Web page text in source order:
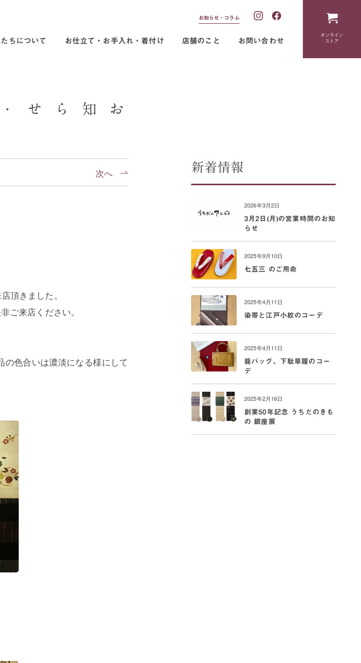
ちについて お仕立て・お手入れ・着付け 店舗のこと お問い合わせ
お知らせ・コラム
オンライン
ストア
お
知
ら
せ
・
次へ
頂きました。
ご来店ください。
色合いは濃淡になる様にして
新着情報
2026年3月2日
3月2日(月)の営業時間のお知
らせ
2025年9月10日
七五三 のご用命
2025年4月11日
染帯と江戸小紋のコーデ
2025年4月11日
籠バッグ、下駄草履のコー
デ
2025年2月16日
創業50年記念 うちだのきも
の 銀座展